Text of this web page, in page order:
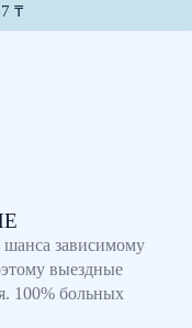
₸
зависимому
выездные
100% больных